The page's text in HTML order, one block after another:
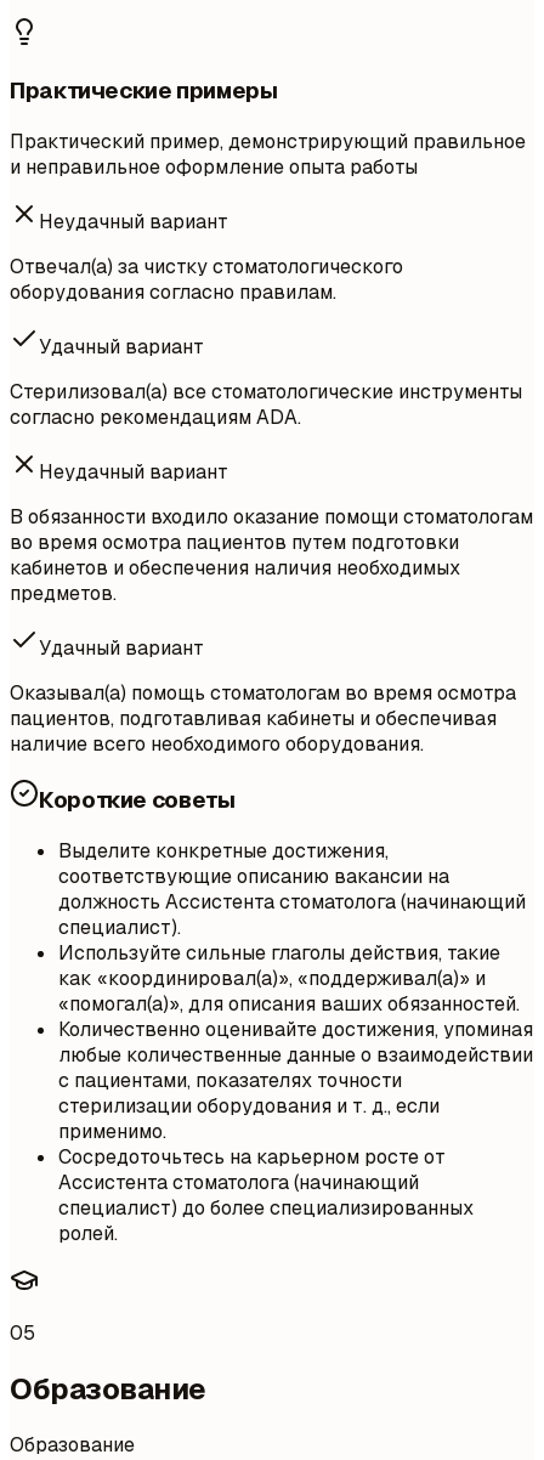
Практические примеры
Практический пример, демонстрирующий правильное
и неправильное оформление опыта работы
Неудачный вариант
Отвечал(а) за чистку стоматологического
оборудования согласно правилам.
Удачный вариант
Стерилизовал(а) все стоматологические инструменты
согласно рекомендациям ADA.
Неудачный вариант
В обязанности входило оказание помощи стоматологам
во время осмотра пациентов путем подготовки
кабинетов и обеспечения наличия необходимых
предметов.
Удачный вариант
Оказывал(а) помощь стоматологам во время осмотра
пациентов, подготавливая кабинеты и обеспечивая
наличие всего необходимого оборудования.
Короткие советы
Выделите конкретные достижения,
соответствующие описанию вакансии на
должность Ассистента стоматолога (начинающий
специалист).
Используйте сильные глаголы действия, такие
как «координировал(а)», «поддерживал(а)» и
«помогал(а)», для описания ваших обязанностей.
Количественно оценивайте достижения, упоминая
любые количественные данные о взаимодействии
с пациентами, показателях точности
стерилизации оборудования и т. д., если
применимо.
Сосредоточьтесь на карьерном росте от
Ассистента стоматолога (начинающий
специалист) до более специализированных
ролей.
05
Образование
Образование